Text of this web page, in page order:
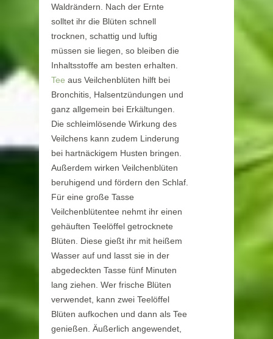
Waldrändern. Nach der Ernte
solltet ihr die Blüten schnell
trocknen, schattig und luftig
müssen sie liegen, so bleiben die
Inhaltsstoffe am besten erhalten.
Tee aus Veilchenblüten hilft bei
Bronchitis, Halsentzündungen und
ganz allgemein bei Erkältungen.
Die schleimlösende Wirkung des
Veilchens kann zudem Linderung
bei hartnäckigem Husten bringen.
Außerdem wirken Veilchenblüten
beruhigend und fördern den Schlaf.
Für eine große Tasse
Veilchenblütentee nehmt ihr einen
gehäuften Teelöffel getrocknete
Blüten. Diese gießt ihr mit heißem
Wasser auf und lasst sie in der
abgedeckten Tasse fünf Minuten
lang ziehen. Wer frische Blüten
verwendet, kann zwei Teelöffel
Blüten aufkochen und dann als Tee
genießen. Äußerlich angewendet,